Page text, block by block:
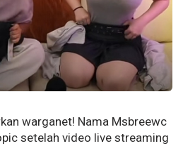
warganet! Nama Msbreewc
setelah video live streaming